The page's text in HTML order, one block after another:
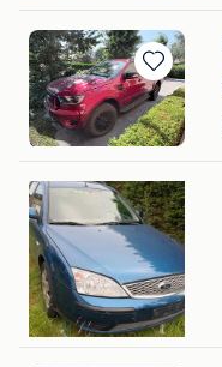
Bewaren
in
Mijn
Favorieten
Lieven
Gent
in
Mijn
Favorieten
K.C.
Gent